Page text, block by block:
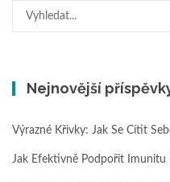
Hledat:
Nejnovější
Výrazné Křivky: Jak Se Cítit
Jak Efektivně Podpořit Imunitu